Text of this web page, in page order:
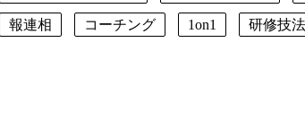
報連相 コーチング 1on1 研修技法